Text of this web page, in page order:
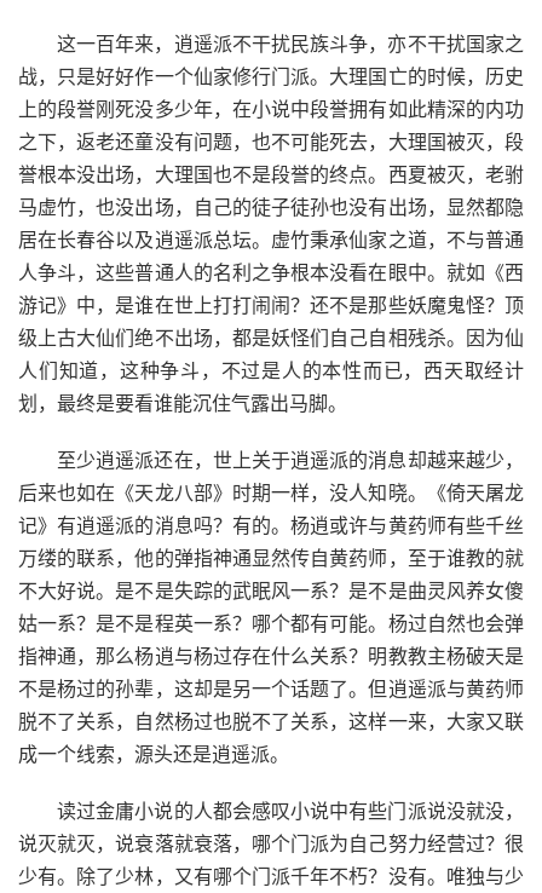
这一百年来，逍遥派不干扰民族斗争，亦不干扰国家之
战，只是好好作一个仙家修行门派。大理国亡的时候，历史
上的段誉刚死没多少年，在小说中段誉拥有如此精深的内功
之下，返老还童没有问题，也不可能死去，大理国被灭，段
誉根本没出场，大理国也不是段誉的终点。西夏被灭，老驸
马虚竹，也没出场，自己的徒子徒孙也没有出场，显然都隐
居在长春谷以及逍遥派总坛。虚竹秉承仙家之道，不与普通
人争斗，这些普通人的名利之争根本没看在眼中。就如《西
游记》中，是谁在世上打打闹闹？还不是那些妖魔鬼怪？顶
级上古大仙们绝不出场，都是妖怪们自己自相残杀。因为仙
人们知道，这种争斗，不过是人的本性而已，西天取经计
划，最终是要看谁能沉住气露出马脚。
至少逍遥派还在，世上关于逍遥派的消息却越来越少，
后来也如在《天龙八部》时期一样，没人知晓。《倚天屠龙
记》有逍遥派的消息吗？有的。杨逍或许与黄药师有些千丝
万缕的联系，他的弹指神通显然传自黄药师，至于谁教的就
不大好说。是不是失踪的武眠风一系？是不是曲灵风养女傻
姑一系？是不是程英一系？哪个都有可能。杨过自然也会弹
指神通，那么杨逍与杨过存在什么关系？明教教主杨破天是
不是杨过的孙辈，这却是另一个话题了。但逍遥派与黄药师
脱不了关系，自然杨过也脱不了关系，这样一来，大家又联
成一个线索，源头还是逍遥派。
读过金庸小说的人都会感叹小说中有些门派说没就没，
说灭就灭，说衰落就衰落，哪个门派为自己努力经营过？很
少有。除了少林，又有哪个门派千年不朽？没有。唯独与少